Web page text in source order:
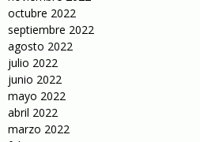
octubre 2022
septiembre 2022
agosto 2022
julio 2022
junio 2022
mayo 2022
abril 2022
marzo 2022